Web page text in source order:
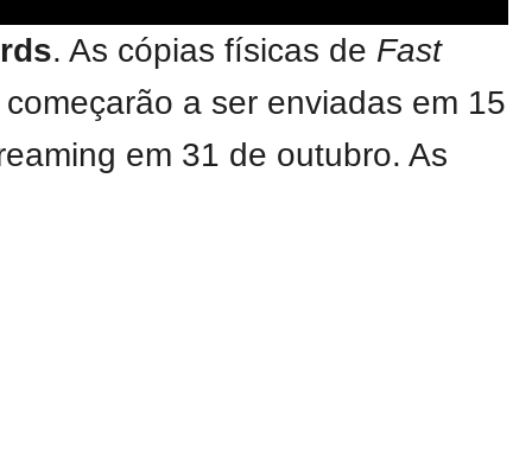
. As cópias físicas de Fast
a ser enviadas em 15
em 31 de outubro. As